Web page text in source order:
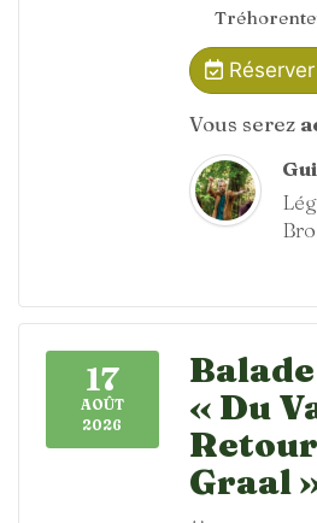
Vous serez
17
AOÛT
2026
« Du
Graal